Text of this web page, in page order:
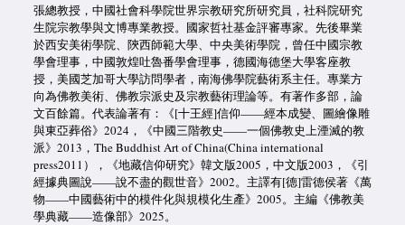
張總教授，中國社會科學院世界宗教研究所研究員，社科院研究
生院宗教學與文博專業教授。國家哲社基金評審專家。先後畢業
於西安美術學院、陝西師範大學、中央美術學院，曾任中國宗教
學會理事，中國敦煌吐魯番學會理事，德國海德堡大學客座教
授，美國芝加哥大學訪問學者，南海佛學院藝術系主任。專業方
向為佛教美術、佛教宗派史及宗教藝術理論等。有著作多部，論
文百餘篇。代表論著有：《[十王經]信仰——經本成變、圖繪像雕
與東亞葬俗》2024，《中國三階教史——一個佛教史上湮滅的教
派》2013，The Buddhist Art of China(China international
press2011），《地藏信仰研究》韓文版2005，中文版2003，《引
經據典圖說——說不盡的觀世音》2002。主譯有[德]雷德侯著《萬
物——中國藝術中的模件化與規模化生產》2005。主編《佛教美
學典藏——造像部》2025。